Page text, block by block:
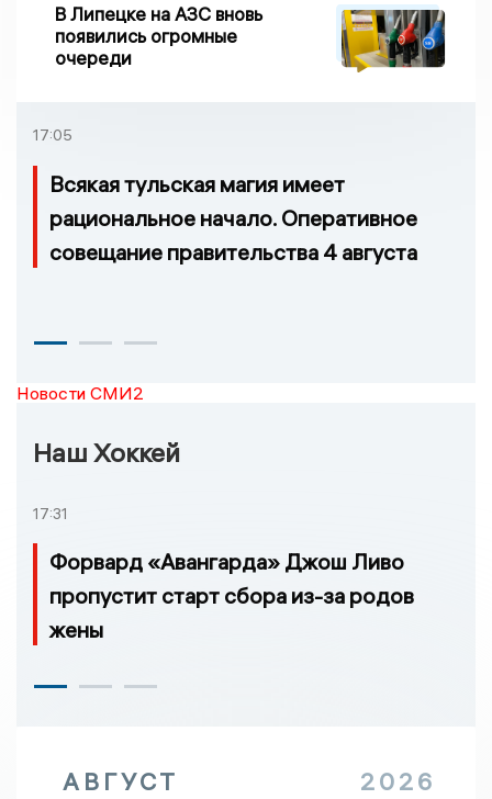
В Липецке на АЗС вновь
появились огромные
очереди
17:05
Всякая тульская магия имеет
рациональное начало. Оперативное
совещание правительства 4 августа
Новости СМИ2
Наш Хоккей
17:31
Форвард «Авангарда» Джош Ливо
пропустит старт сбора из-за родов
жены
АВГУСТ 2026